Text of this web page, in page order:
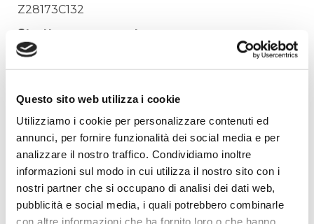
Questo sito web utilizza i cookie
Utilizziamo i cookie per personalizzare contenuti ed
annunci, per fornire funzionalità dei social media e per
analizzare il nostro traffico. Condividiamo inoltre
informazioni sul modo in cui utilizza il nostro sito con i
nostri partner che si occupano di analisi dei dati web,
pubblicità e social media, i quali potrebbero combinarle
con altre informazioni che ha fornito loro o che hanno
Z28173C132
Struttura proponente:
'Irisacqua srl P.I./C.F. 01070220312. - Ufficio
Tecnico
FORNITURA GIUNTI E MATERIALE
ELETTROSALDABILE, PER MAGAZZINO GORIZIA
Elenco operatori invitati:
Codice Fiscale:
Procedura di scelta:
Affidamento ai sensi del Regolamento Generale